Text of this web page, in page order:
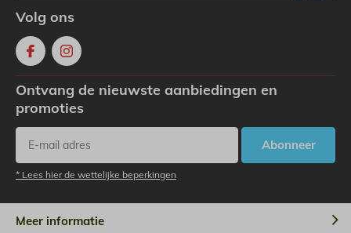
Volg ons
Ontvang de nieuwste aanbiedingen en
promoties
Abonneer
* Lees hier de wettelijke beperkingen
Meer informatie